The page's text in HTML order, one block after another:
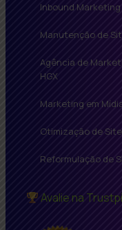
Inbound Marketing
Manutenção de
Agência de
HGX
Marketing em
Otimização de
Reformulação de
Avalie na